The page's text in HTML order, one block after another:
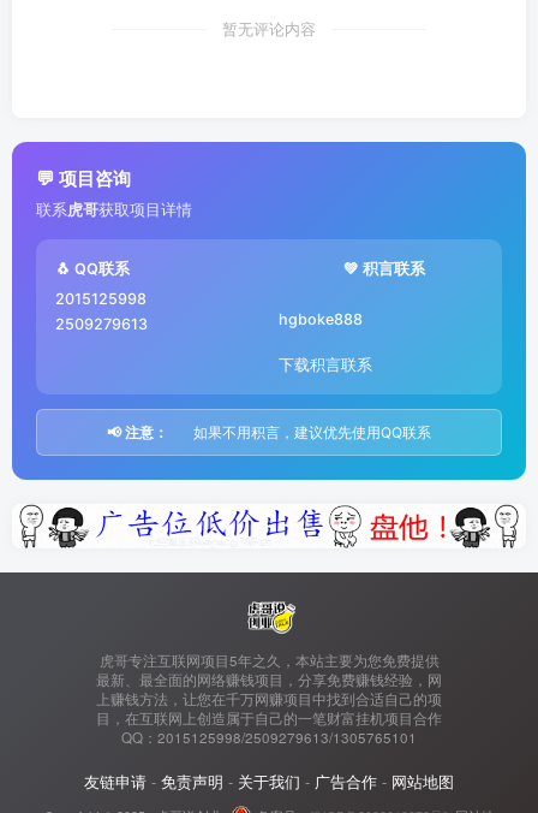
暂无评论内容
💬 项目咨询
联系 虎哥获取项目详情
🐧 QQ联系
2015125998
2509279613
💚 积言联系
hgboke888
下载积言联系
📢 注意： 如果不用积言，建议优先使用QQ联系
虎哥专注互联网项目5年之久，本站主要为您免费提供
最新、最全面的网络赚钱项目，分享免费赚钱经验，网
上赚钱方法，让您在千万网赚项目中找到合适自己的项
目，在互联网上创造属于自己的一笔财富挂机项目合作
QQ：2015125998/2509279613/1305765101
友链申请 - 免责声明 - 关于我们 - 广告合作 - 网站地图